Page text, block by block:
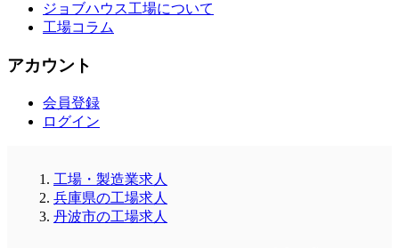
ジョブハウス工場について
工場コラム
アカウント
会員登録
ログイン
工場・製造業求人
兵庫県の工場求人
丹波市の工場求人